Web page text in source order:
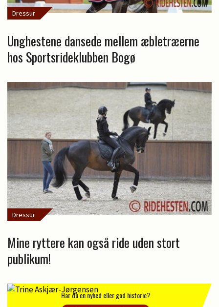
Dressur
Unghestene dansede mellem æbletræerne
hos Sportsrideklubben Bogø
Dressur
Mine ryttere kan også ride uden stort
publikum!
Har du en nyhed eller god historie?